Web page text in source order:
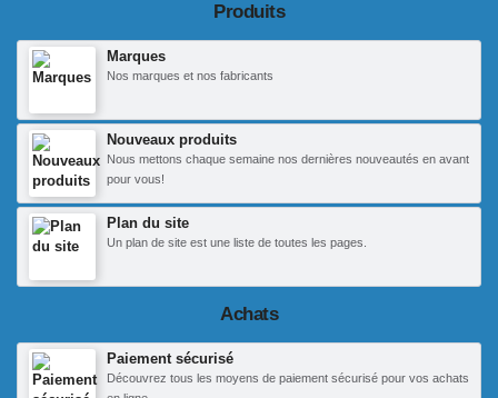
Produits
Marques
Nos marques et nos fabricants
Nouveaux produits
Nous mettons chaque semaine nos dernières nouveautés en avant
pour vous!
Plan du site
Un plan de site est une liste de toutes les pages.
Achats
Paiement sécurisé
Découvrez tous les moyens de paiement sécurisé pour vos achats